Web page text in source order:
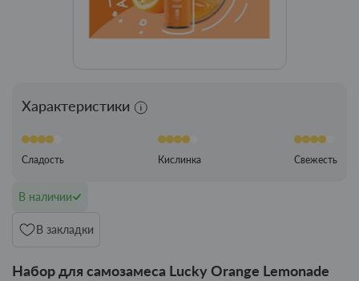
Характеристики
Сладость Кислинка Свежесть
В наличии
В закладки
Набор для самозамеса Lucky Orange Lemonade